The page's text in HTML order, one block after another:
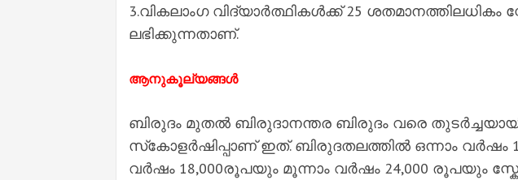
3.വികലാംഗ വിദ്യാർത്ഥികള്‍ക്ക് 25 ശതമാനത്തിലധികം
ലഭിക്കുന്നതാണ്.
ആനുകൂല്യങ്ങള്‍
ബിരുദം മുതല്‍ ബിരുദാനന്തര ബിരുദം വരെ
സ്‌കോളർഷിപ്പാണ് ഇത്. ബിരുദതലത്തില്‍ ഒന്നാം വർഷം
വർഷം 18,000രൂപയും മൂന്നാം വർഷം 24,000 രൂപയും